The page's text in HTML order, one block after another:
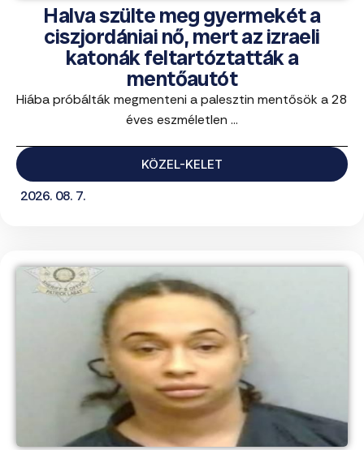
Halva szülte meg gyermekét a
ciszjordániai nő, mert az izraeli
katonák feltartóztatták a
mentőautót
Hiába próbálták megmenteni a palesztin mentősök a 28
éves eszméletlen ...
KÖZEL-KELET
2026. 08. 7.